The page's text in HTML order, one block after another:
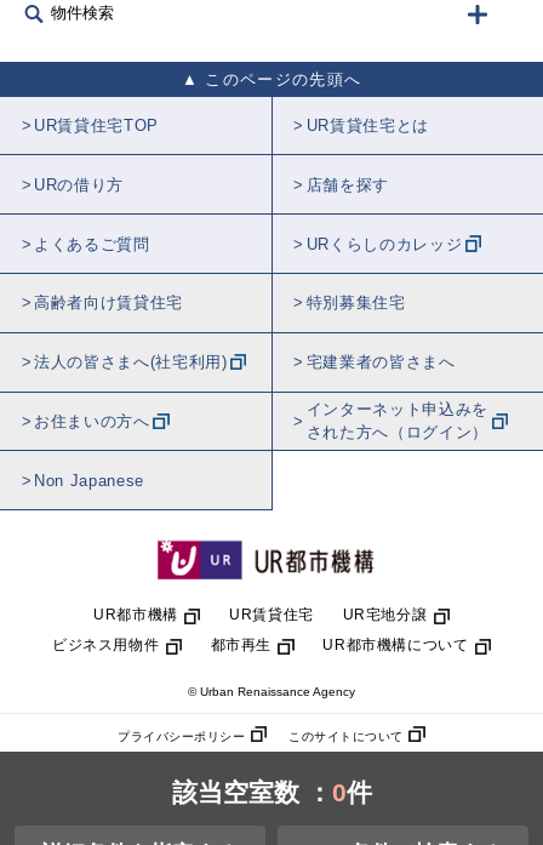
該当空室数 ： 0件
物件検索
このページの先頭へ
UR賃貸住宅TOP UR賃貸住宅とは
URの借り方 店舗を探す
よくあるご質問 URくらしのカレッジ
高齢者向け賃貸住宅 特別募集住宅
法人の皆さまへ(社宅利用) 宅建業者の皆さまへ
お住まいの方へ
インターネット申込みを
された方へ（ログイン）
Non Japanese
UR都市機構 UR賃貸住宅
UR宅地分譲
ビジネス用物件
都市再生 UR都市機構について
© Urban Renaissance Agency
プライバシーポリシー このサイトについて